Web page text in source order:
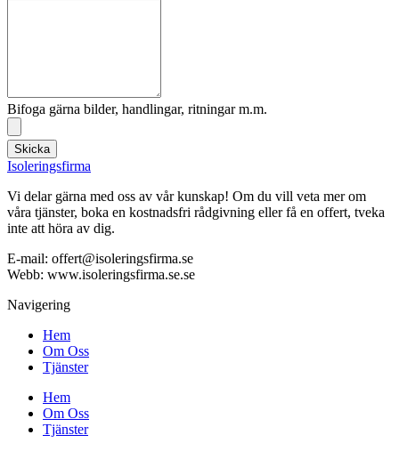
Bifoga gärna bilder, handlingar, ritningar m.m.
Skicka
Isoleringsfirma
Vi delar gärna med oss av vår kunskap! Om du vill veta mer om
våra tjänster, boka en kostnadsfri rådgivning eller få en offert, tveka
inte att höra av dig.
E-mail: offert@isoleringsfirma.se
Webb: www.isoleringsfirma.se.se
Navigering
Hem
Om Oss
Tjänster
Hem
Om Oss
Tjänster